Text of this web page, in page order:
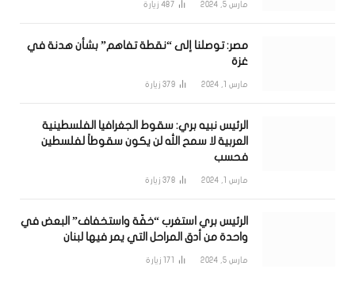
مارس 5, 2024 487 زيارة
مصر: توصلنا إلى “نقطة تفاهم” بشأن هدنة في
غزة
مارس 1, 2024 379 زيارة
الرئيس نبيه بري: سقوط الجغرافيا الفلسطينية
العربية لا سمح الله لن يكون سقوطاً لفلسطين
فحسب
مارس 1, 2024 378 زيارة
الرئيس بري استغرب “خفّة واستخفاف” البعض في
واحدة من أدق المراحل التي يمر فيها لبنان
مارس 5, 2024 171 زيارة